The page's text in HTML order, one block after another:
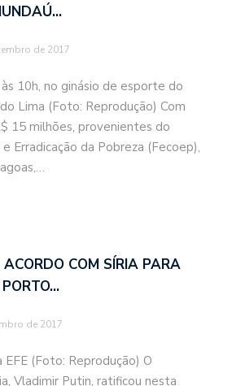
de 2017
10h, no ginásio de esporte do
Lima (Foto: Reprodução) Com
15 milhões, provenientes do
Erradicação da Pobreza (Fecoep),
COM SÍRIA PARA
de 2017
EFE (Foto: Reprodução) O
Vladimir Putin, ratificou nesta